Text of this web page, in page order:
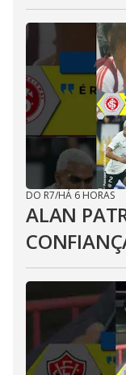
DO R7/HÁ 6 HORAS
ALAN